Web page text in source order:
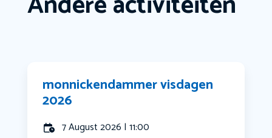
monnickendammer visdagen
2026
7 August 2026 | 11:00